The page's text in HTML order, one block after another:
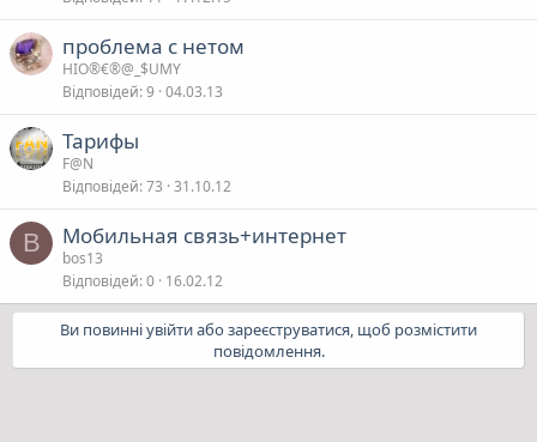
проблема с нетом
HIO®€®@_$UMY
Відповідей 9 04.03.13
Тарифы
F@N
Відповідей 73 31.10.12
B Мобильная связь+интернет
bos13
Відповідей 0 16.02.12
Ви повинні увійти або зареєструватися, щоб розмістити
повідомлення.